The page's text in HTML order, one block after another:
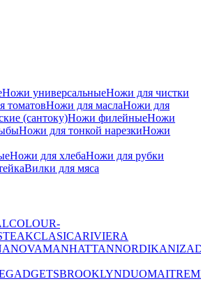
Ножи универсальныеНожи для чистки
томатовНожи для маслаНожи для
(сантоку)Ножи филейныеНожи
Ножи для тонкой нарезкиНожи
Ножи для хлебаНожи для рубки
Вилки для мяса
COLOUR-
CLASICARIVIERA
NOVAMANHATTANNORDIKANIZA
GADGETSBROOKLYNDUOMAITRE